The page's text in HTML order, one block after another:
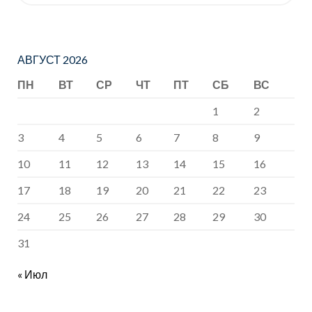
АВГУСТ 2026
ПН
ВТ СР ЧТ ПТ СБ
ВС
1
2
3
4 5 6 7 8
9
10
11 12 13 14 15
16
17
18 19 20 21 22
23
24
25 26 27 28 29
30
31
« Июл